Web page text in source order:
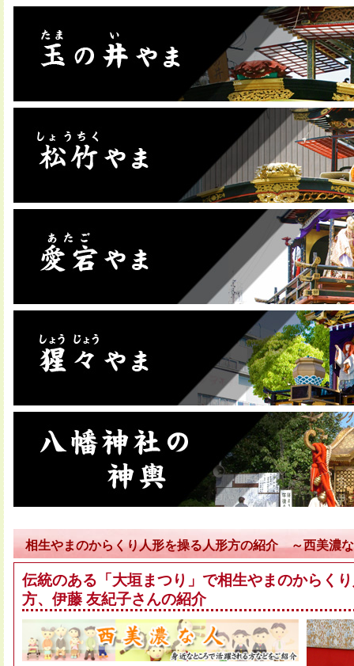
相生やまのからくり人形を操る人形方の紹介 ～西美濃
伝統のある「大垣まつり」で相生やまのからく
方、伊藤 友紀子さんの紹介